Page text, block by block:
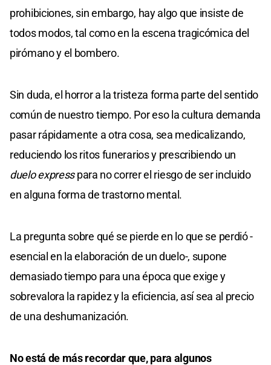
prohibiciones, sin embargo, hay algo que insiste de
todos modos, tal como en la escena tragicómica del
pirómano y el bombero.
Sin duda, el horror a la tristeza forma parte del sentido
común de nuestro tiempo. Por eso la cultura demanda
pasar rápidamente a otra cosa, sea medicalizando,
reduciendo los ritos funerarios y prescribiendo un
duelo expresspara no correr el riesgo de ser incluido
en alguna forma de trastorno mental.
La pregunta sobre qué se pierde en lo que se perdió -
esencial en la elaboración de un duelo-, supone
demasiado tiempo para una época que exige y
sobrevalora la rapidez y la eficiencia, así sea al precio
de una deshumanización.
No está de más recordar que, para algunos